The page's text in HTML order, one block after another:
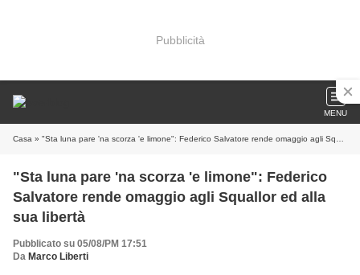
Pubblicità
MENU
Casa » "Sta luna pare 'na scorza 'e limone": Federico Salvatore rende omaggio agli Squallor ed alla sua libertà
"Sta luna pare 'na scorza 'e limone": Federico
Salvatore rende omaggio agli Squallor ed alla
sua libertà
Pubblicato su 05/08/PM 17:51
Da Marco Liberti